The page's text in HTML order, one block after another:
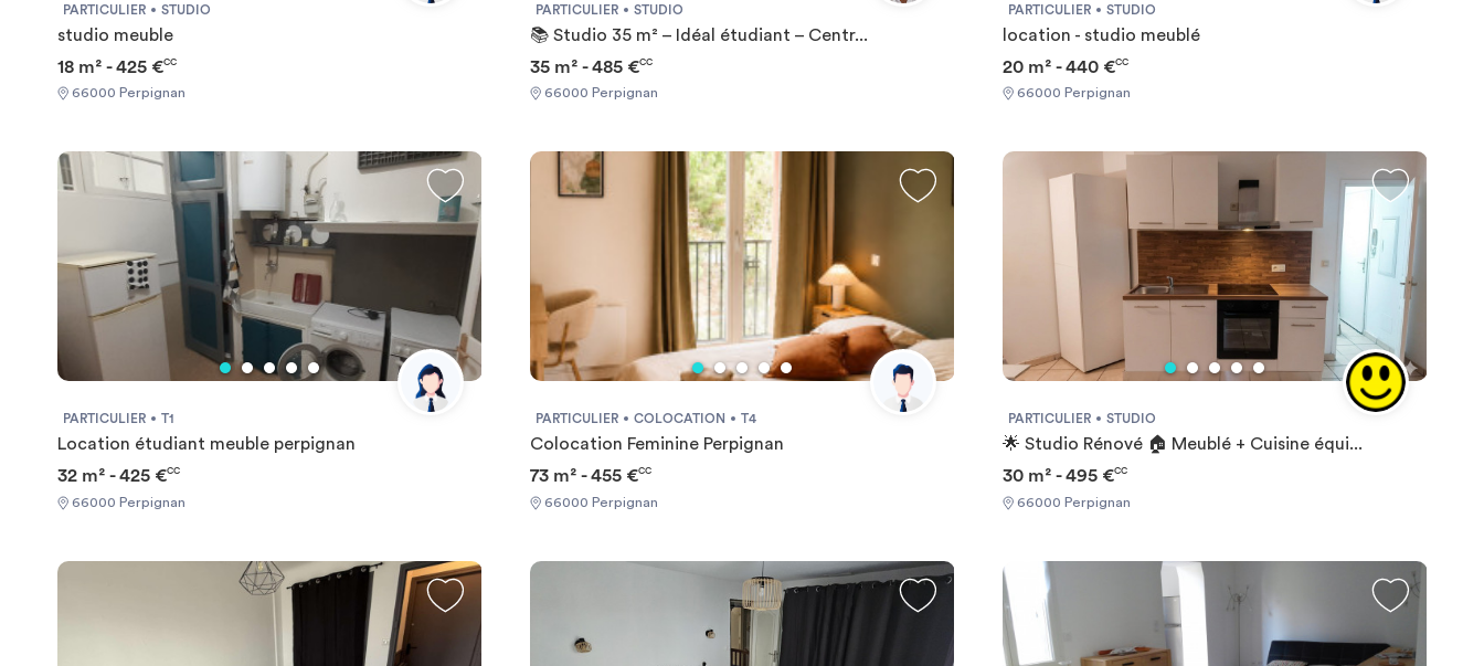
dans un cadre sécurisé et accueillant.
PARTICULIER STUDIO
studio meuble
18 m² - 425 €CC
66000 Perpignan
PARTICULIER STUDIO
📚 Studio 35 m² – Idéal étudiant – Centr...
35 m² - 485 €CC
66000 Perpignan
PARTICULIER STUDIO
location - studio meublé
20 m² - 440 €CC
66000 Perpignan
PARTICULIER T1
Location étudiant meuble perpignan
32 m² - 425 €CC
66000 Perpignan
PARTICULIER COLOCATION T4
Colocation Feminine Perpignan
73 m² - 455 €CC
66000 Perpignan
PARTICULIER STUDIO
🌟 Studio Rénové 🏠 Meublé + Cuisine équi...
30 m² - 495 €CC
66000 Perpignan